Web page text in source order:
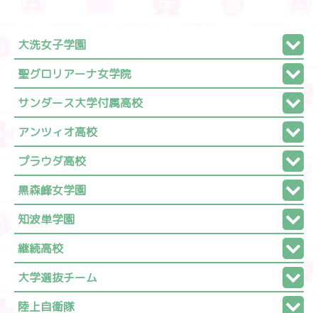
大洗女子学園
聖グロリアーナ女学院
サンダース大学付属高校
アンツィオ高校
プラウダ高校
黒森峰女学園
知波単学園
継続高校
大学選抜チーム
陸上自衛隊